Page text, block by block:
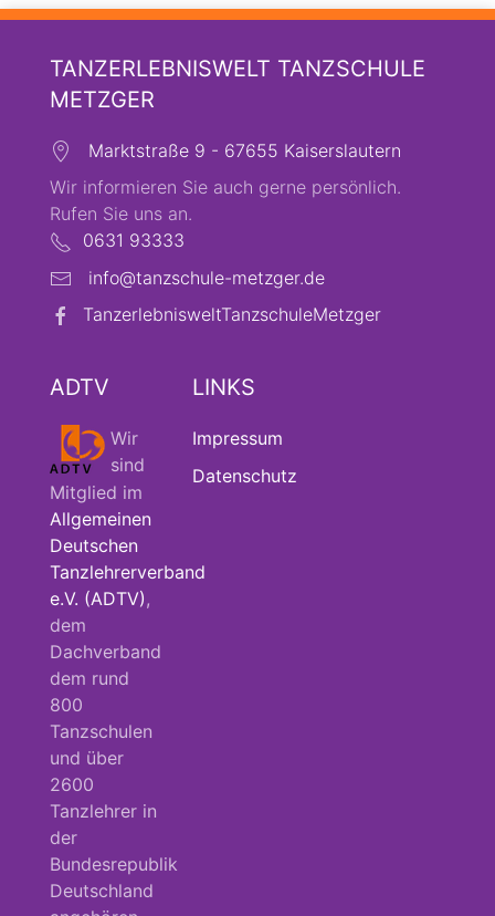
TANZERLEBNISWELT TANZSCHULE
METZGER
Marktstraße 9 - 67655 Kaiserslautern
Wir informieren Sie auch gerne persönlich.
Rufen Sie uns an.
0631 93333
info@tanzschule-metzger.de
TanzerlebnisweltTanzschuleMetzger
ADTV
Wir
sind
Mitglied im
Allgemeinen
Deutschen
Tanzlehrerverband
e.V. (ADTV),
dem
Dachverband
dem rund
800
Tanzschulen
und über
2600
Tanzlehrer in
der
Bundesrepublik
Deutschland
LINKS
Impressum
Datenschutz